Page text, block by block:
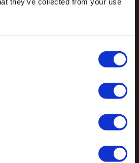
9a, 3446CN Woerden
089